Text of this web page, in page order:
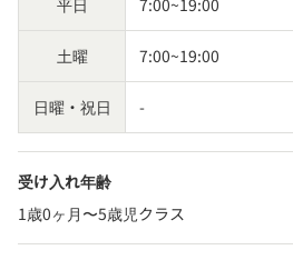
土曜 7:00~19:00
日曜・祝日 -
受け入れ年齢
1歳0ヶ月〜5歳児クラス